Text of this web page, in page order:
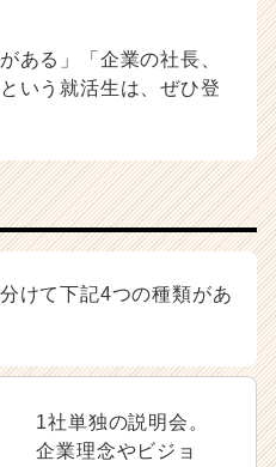
ある」「企業の社長、
いう就活生は、ぜひ登
けて下記4つの種類があ
1社単独の説明会。
企業理念やビジョ